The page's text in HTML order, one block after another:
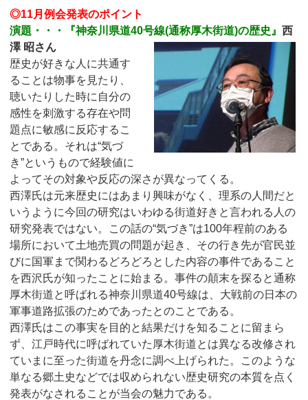
◎11月例会発表のポイント
演題・・・『神奈川県道40号線(通称厚木街道)の歴史』西
澤 昭さん
歴史が好きな人に共通す
ることは物事を見たり、
聴いたりした時に自分の
感性を刺激する存在や問
題点に敏感に反応するこ
とである。それは“気づ
き”というもので経験値に
よってその対象や反応の深さが異なってくる。
西澤氏は元来歴史にはあまり興味がなく、理系の人間だと
いうように今回の研究はいわゆる街道好きと言われる人の
研究発表ではない。この話の“気づき”は100年程前のある
場所において土地売買の問題が起き、その行き先が官民並
びに国軍まで関わるどろどろとした内容の事件であること
を西沢氏が知ったことに始まる。事件の顛末を探ると通称
厚木街道と呼ばれる神奈川県道40号線は、大戦前の日本の
軍事道路拡張のためであったとのことである。
西澤氏はこの事実を目的と結果だけを知ることに留まら
ず、江戸時代に呼ばれていた厚木街道とは異なる改修され
ていまに至った街道を丹念に調べ上げられた。このような
単なる郷土史などでは収められない歴史研究の本質を点く
発表がなされることが当会の魅力である。